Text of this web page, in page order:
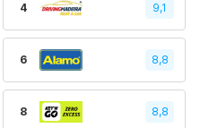
4 9,1
6 8,8
8 8,8